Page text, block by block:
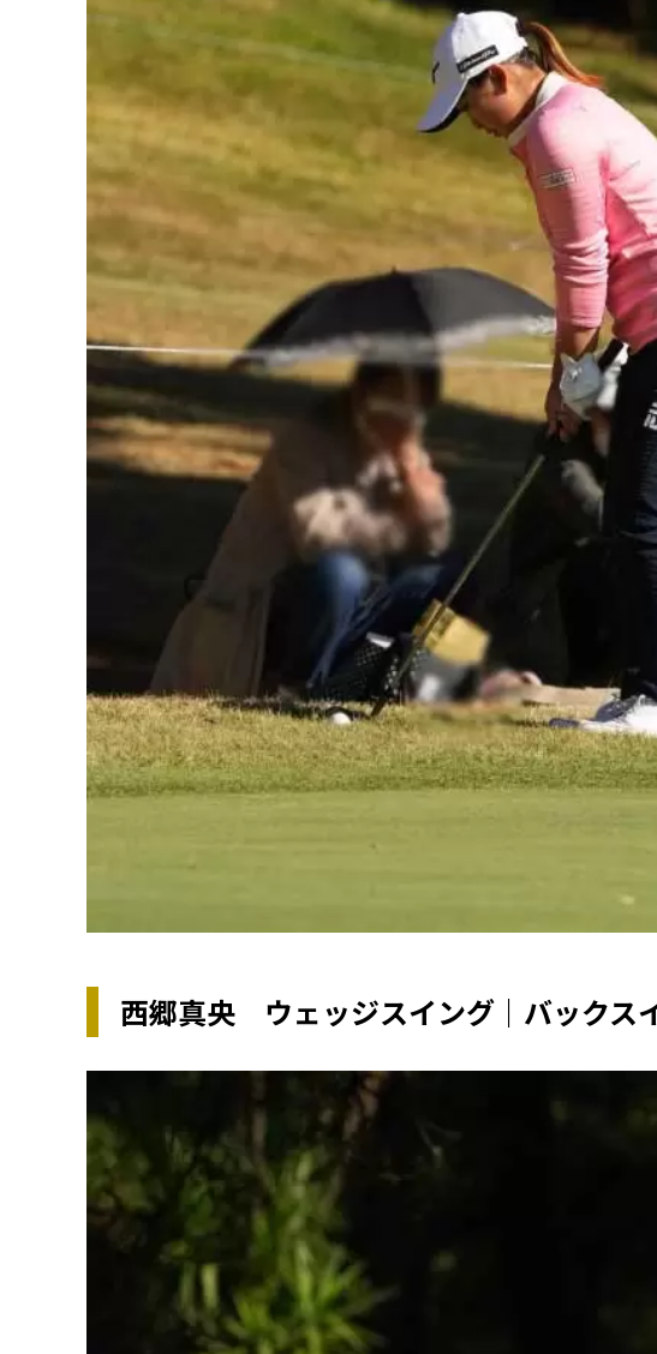
西郷真央 ウェッジスイング｜バックス